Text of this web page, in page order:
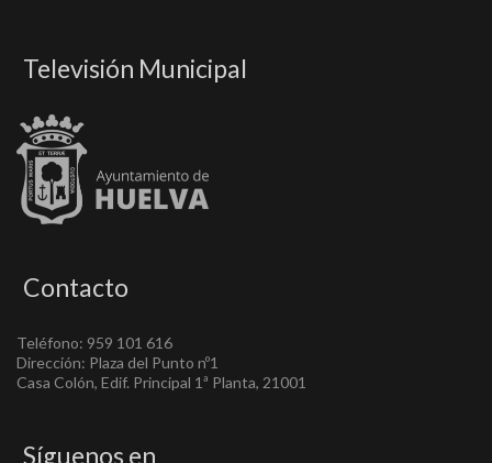
Televisión Municipal
Contacto
Teléfono: 959 101 616
Dirección: Plaza del Punto nº1
Casa Colón, Edif. Principal 1ª Planta, 21001
Síguenos en